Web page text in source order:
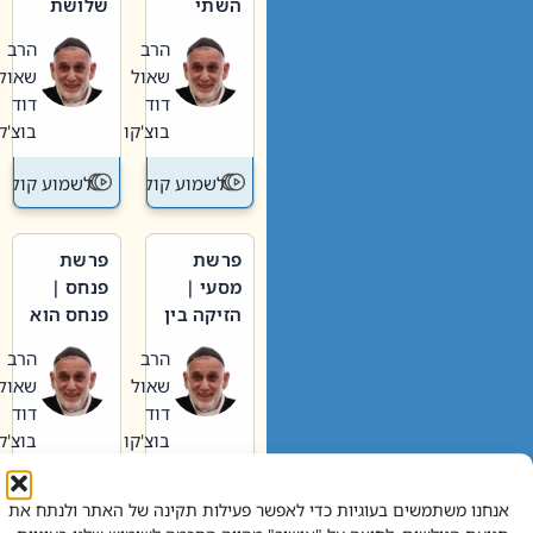
אנחנו משתמשים בעוגיות כדי לאפשר פעילות תקינה של האתר ולנתח את
וערב של
חיינו
הרב
שאול
דוד
בוצ'קו
לשמוע קול תורה – מדרש
האבות
הרב
שאול
דוד
בוצ'קו
לשמוע קול
פרשת
מסעי |
הזיקה בין
הגדול לעם הרב
שאול
דוד
בוצ'קו
לשמוע קול תורה – מדרש
פרשת
פנחס |
פנחס הוא
אליהו: בין
קנאות
הורסת
לקנאות
בונה
הרב
שאול
דוד
בוצ'קו
לשמוע קול